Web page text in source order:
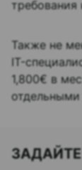
Также не
IT-
1,800€ в